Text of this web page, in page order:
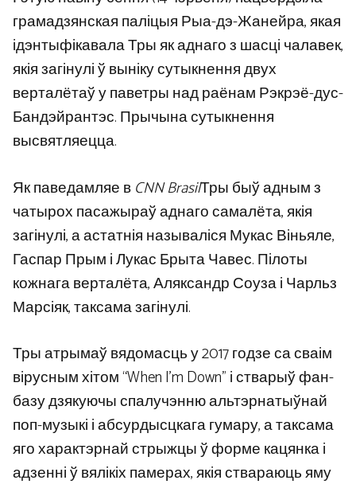
грамадзянская паліцыя Рыа-дэ-Жанейра, якая
ідэнтыфікавала Тры як аднаго з шасці чалавек,
якія загінулі ў выніку сутыкнення двух
верталётаў у паветры над раёнам Рэкрэё-дус-
Бандэйрантэс. Прычына сутыкнення
высвятляецца.
Як паведамляе вCNN BrasilТры быў адным з
чатырох пасажыраў аднаго самалёта, якія
загінулі, а астатнія называліся Мукас Віньяле,
Гаспар Прым і Лукас Брыта Чавес. Пілоты
кожнага верталёта, Аляксандр Соуза і Чарльз
Марсіяк, таксама загінулі.
Тры атрымаў вядомасць у 2017 годзе са сваім
вірусным хітом “When I’m Down” і стварыў фан-
базу дзякуючы спалучэнню альтэрнатыўнай
поп-музыкі і абсурдысцкага гумару, а таксама
яго характэрнай стрыжцы ў форме кацянка і
адзенні ў вялікіх памерах, якія ствараюць яму